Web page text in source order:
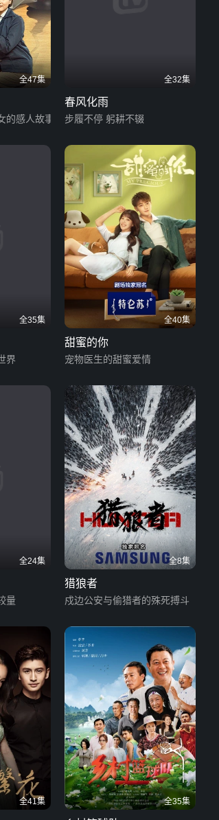
全47集
的感人故事
全32集
春风化雨
步履不停 躬耕不辍
全35集
界
全40集
甜蜜的你
宠物医生的甜蜜爱情
全24集
量
全8集
猎狼者
戍边公安与偷猎者的殊死搏斗
全41集 全35集